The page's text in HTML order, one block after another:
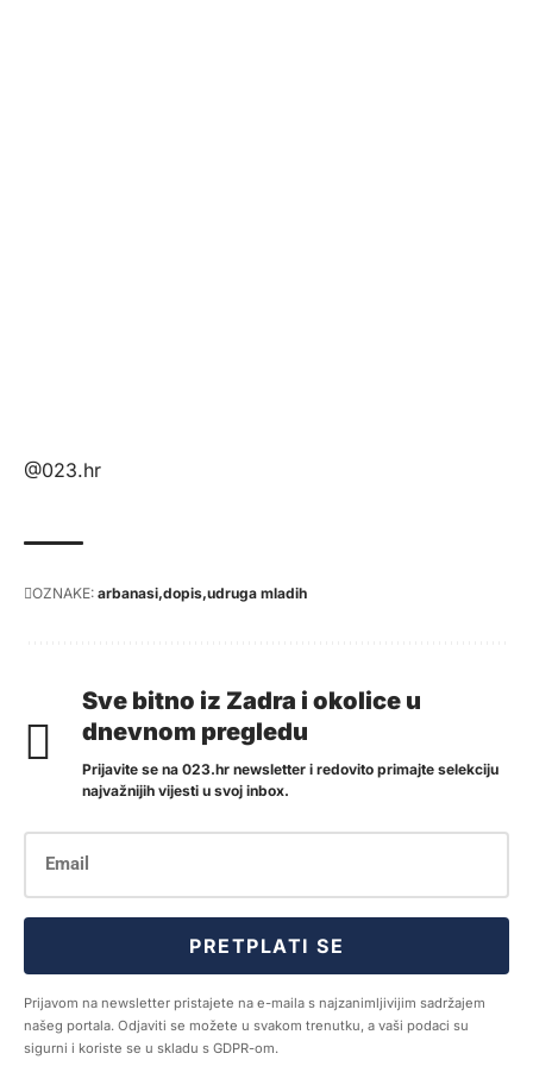
@023.hr
OZNAKE: arbanasi dopis udruga mladih
Sve bitno iz Zadra i okolice u
dnevnom pregledu
Prijavite se na 023.hr newsletter i redovito primajte selekciju
najvažnijih vijesti u svoj inbox.
PRETPLATI SE
Prijavom na newsletter pristajete na e-maila s najzanimljivijim sadržajem
našeg portala. Odjaviti se možete u svakom trenutku, a vaši podaci su
sigurni i koriste se u skladu s GDPR-om.